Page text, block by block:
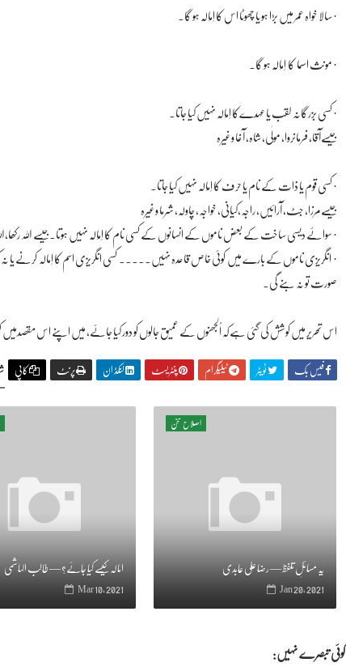
· سالا خواہ عمر میں بڑا ہو یا چھوٹا اس کا اِمَالَہ ہو گا۔
· مونث اسما کا اِمَالَہ ہو گا۔
· کسی بزرگانہ لقب یا عہدےکا اِمَالَہ نہیں کیا جاتا۔
جیسےآقا، فرمانروا، مولٰی، شاہ، آغا وغیرہ
· کسی قوم یا ذات کے نام یا حرف کا اِمَالَہ نہیں کیا جاتا۔
جیسےمرزا، جٹ، آرائیں، راجہ،کیانی، خواجہ، چاولہ، شرما وغیرہ
· سوائے دیسی ساخت کے بعض ناموں کے انسانوں کے کسی نام کا اِمَالَہ نہیں ہوتا۔جیسے اللہ رکھا،اللہ
· انگریزی ناموں کے بارے میں کوئی خاص قاعدہ نہیں۔۔۔۔۔ کسی انگریزی اسم کا اِمالہ کرنے یا نہ
صورت تو نہ بنے گی۔
اس تحریر میں کوشش کی گئی ہےکہ اُلجھنوں کے عمیق جالوں کو دور کیا جائے، میں اپنے اس
فیس بک ٹویٹر ٹیلیگرام پنٹریسٹ لنکڈ ان پرنٹ کاپی
امالہ کیسے کیا جائے؟ — طالب الہاشمی
Mar 10, 2021
اصلاح سخن
یہ مسائلِ تلفظ — رضا علی عابدی
Jan 20, 2021
کوئی تبصرے نہیں: